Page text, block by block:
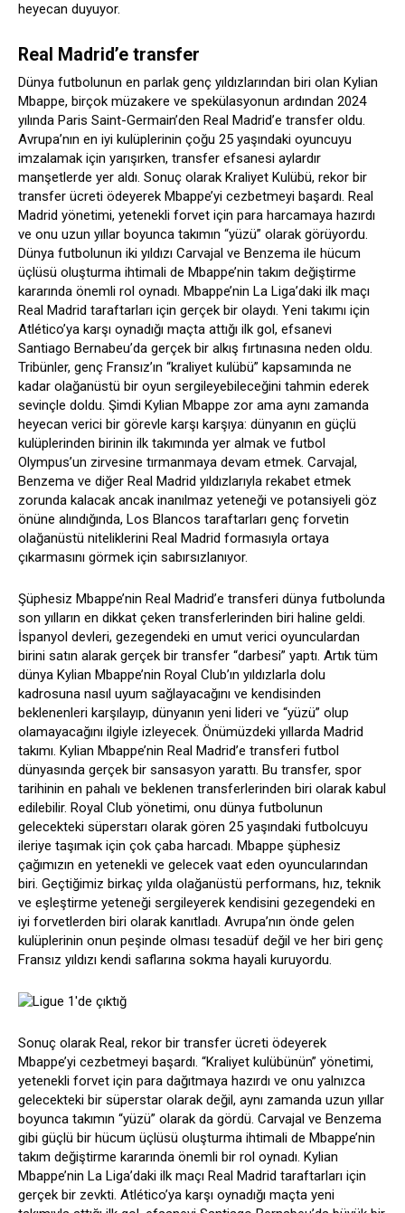
heyecan duyuyor.
Real Madrid’e transfer
Dünya futbolunun en parlak genç yıldızlarından biri olan Kylian
Mbappe, birçok müzakere ve spekülasyonun ardından 2024
yılında Paris Saint-Germain’den Real Madrid’e transfer oldu.
Avrupa’nın en iyi kulüplerinin çoğu 25 yaşındaki oyuncuyu
imzalamak için yarışırken, transfer efsanesi aylardır
manşetlerde yer aldı. Sonuç olarak Kraliyet Kulübü, rekor bir
transfer ücreti ödeyerek Mbappe’yi cezbetmeyi başardı. Real
Madrid yönetimi, yetenekli forvet için para harcamaya hazırdı
ve onu uzun yıllar boyunca takımın “yüzü” olarak görüyordu.
Dünya futbolunun iki yıldızı Carvajal ve Benzema ile hücum
üçlüsü oluşturma ihtimali de Mbappe’nin takım değiştirme
kararında önemli rol oynadı. Mbappe’nin La Liga’daki ilk maçı
Real Madrid taraftarları için gerçek bir olaydı. Yeni takımı için
Atlético’ya karşı oynadığı maçta attığı ilk gol, efsanevi
Santiago Bernabeu’da gerçek bir alkış fırtınasına neden oldu.
Tribünler, genç Fransız’ın “kraliyet kulübü” kapsamında ne
kadar olağanüstü bir oyun sergileyebileceğini tahmin ederek
sevinçle doldu. Şimdi Kylian Mbappe zor ama aynı zamanda
heyecan verici bir görevle karşı karşıya: dünyanın en güçlü
kulüplerinden birinin ilk takımında yer almak ve futbol
Olympus’un zirvesine tırmanmaya devam etmek. Carvajal,
Benzema ve diğer Real Madrid yıldızlarıyla rekabet etmek
zorunda kalacak ancak inanılmaz yeteneği ve potansiyeli göz
önüne alındığında, Los Blancos taraftarları genç forvetin
olağanüstü niteliklerini Real Madrid formasıyla ortaya
çıkarmasını görmek için sabırsızlanıyor.
Şüphesiz Mbappe’nin Real Madrid’e transferi dünya futbolunda
son yılların en dikkat çeken transferlerinden biri haline geldi.
İspanyol devleri, gezegendeki en umut verici oyunculardan
birini satın alarak gerçek bir transfer “darbesi” yaptı. Artık tüm
dünya Kylian Mbappe’nin Royal Club’ın yıldızlarla dolu
kadrosuna nasıl uyum sağlayacağını ve kendisinden
beklenenleri karşılayıp, dünyanın yeni lideri ve “yüzü” olup
olamayacağını ilgiyle izleyecek. Önümüzdeki yıllarda Madrid
takımı. Kylian Mbappe’nin Real Madrid’e transferi futbol
dünyasında gerçek bir sansasyon yarattı. Bu transfer, spor
tarihinin en pahalı ve beklenen transferlerinden biri olarak kabul
edilebilir. Royal Club yönetimi, onu dünya futbolunun
gelecekteki süperstarı olarak gören 25 yaşındaki futbolcuyu
ileriye taşımak için çok çaba harcadı. Mbappe şüphesiz
çağımızın en yetenekli ve gelecek vaat eden oyuncularından
biri. Geçtiğimiz birkaç yılda olağanüstü performans, hız, teknik
ve eşleştirme yeteneği sergileyerek kendisini gezegendeki en
iyi forvetlerden biri olarak kanıtladı. Avrupa’nın önde gelen
kulüplerinin onun peşinde olması tesadüf değil ve her biri genç
Fransız yıldızı kendi saflarına sokma hayali kuruyordu.
Sonuç olarak Real, rekor bir transfer ücreti ödeyerek
Mbappe’yi cezbetmeyi başardı. “Kraliyet kulübünün” yönetimi,
yetenekli forvet için para dağıtmaya hazırdı ve onu yalnızca
gelecekteki bir süperstar olarak değil, aynı zamanda uzun yıllar
boyunca takımın “yüzü” olarak da gördü. Carvajal ve Benzema
gibi güçlü bir hücum üçlüsü oluşturma ihtimali de Mbappe’nin
takım değiştirme kararında önemli bir rol oynadı. Kylian
Mbappe’nin La Liga’daki ilk maçı Real Madrid taraftarları için
gerçek bir zevkti. Atlético’ya karşı oynadığı maçta yeni